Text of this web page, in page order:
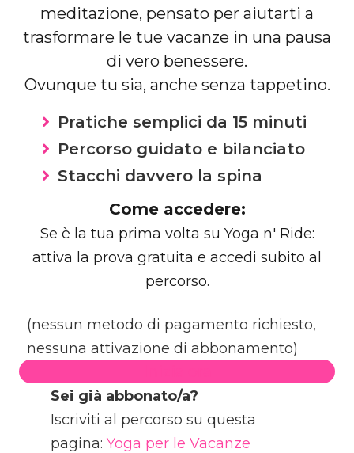
meditazione, pensato per aiutarti a
trasformare le tue vacanze in una pausa
di vero benessere.
Ovunque tu sia, anche senza tappetino.
Pratiche semplici da 15 minuti
Percorso guidato e bilanciato
Stacchi davvero la spina
Come accedere:
Se è la tua prima volta su Yoga n' Ride:
attiva la prova gratuita e accedi subito al
percorso.
(nessun metodo di pagamento richiesto,
nessuna attivazione di abbonamento)
Sei già abbonato/a?
Iscriviti al percorso su questa
pagina: Yoga per le Vacanze